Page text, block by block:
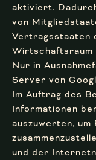
aktiviert.
von
Vertragsstaaten
Wirtschaftsraum
Nur in
Server von
Im Auftrag des
Informationen
auszuwerten,
und der